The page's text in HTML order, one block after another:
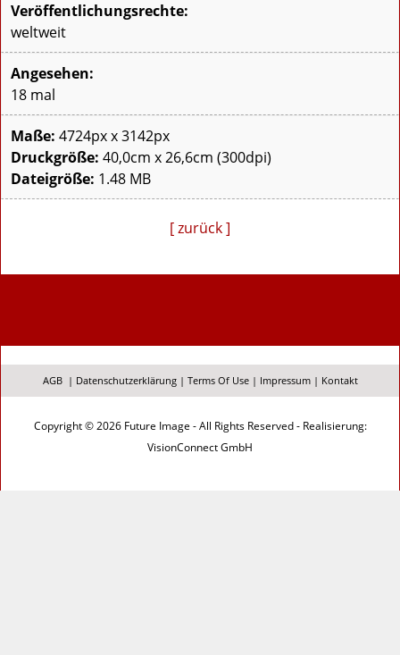
Veröffentlichungsrechte:
weltweit
Angesehen:
18 mal
Maße: 4724px x 3142px
Druckgröße: 40,0cm x 26,6cm (300dpi)
Dateigröße: 1.48 MB
[ zurück ]
AGB | Datenschutzerklärung| Terms Of Use| Impressum| Kontakt
Copyright © 2026 Future Image - All Rights Reserved - Realisierung:
VisionConnect GmbH